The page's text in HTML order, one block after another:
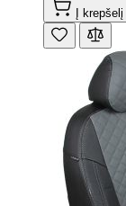
Į krepšelį